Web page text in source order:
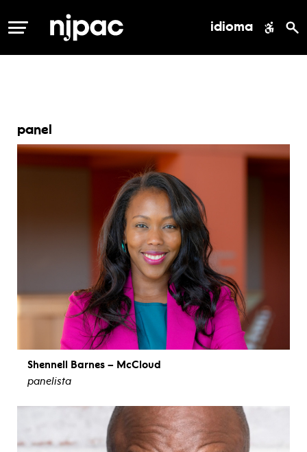
MENÚ idioma
panel
Shennell Barnes – McCloud
panelista